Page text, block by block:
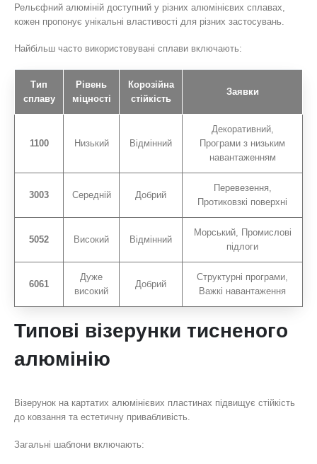
Рельєфний алюміній доступний у різних алюмінієвих сплавах,
кожен пропонує унікальні властивості для різних застосувань.
Найбільш часто використовувані сплави включають:
Тип
сплаву
Рівень
міцності
Корозійна
стійкість
Заявки
1100 Низький Відмінний
Декоративний,
Програми з низьким
навантаженням
3003 Середній Добрий
Перевезення,
Протиковзкі поверхні
5052 Високий Відмінний
Морський, Промислові
підлоги
6061
Дуже
високий
Добрий
Структурні програми,
Важкі навантаження
Типові візерунки тисненого
алюмінію
Візерунок на картатих алюмінієвих пластинах підвищує стійкість
до ковзання та естетичну привабливість.
Загальні шаблони включають: